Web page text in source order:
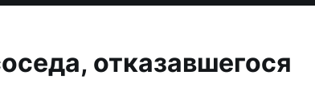
отказавшегося